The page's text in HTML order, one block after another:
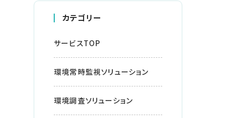
カテゴリー
サービスTOP
環境常時監視ソリューション
環境調査ソリューション